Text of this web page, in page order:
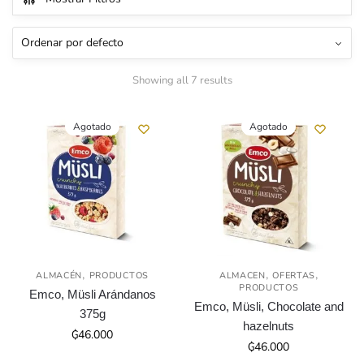
Showing all 7 results
Agotado
ALMACÉN, PRODUCTOS
Emco, Müsli Arándanos
375g
₲46.000
Agotado
ALMACEN,OFERTAS,
PRODUCTOS
Emco, Müsli, Chocolate and
hazelnuts
₲46.000